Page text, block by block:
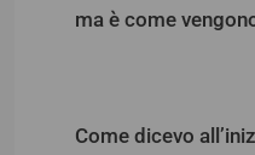
ma è come
Come dicevo